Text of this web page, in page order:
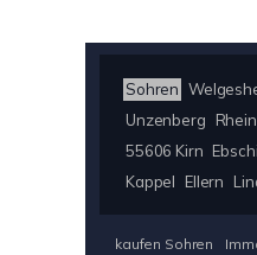
Sohren
Unzenberg
55606 Kirn
Kappel
Ellern
kaufen Sohren